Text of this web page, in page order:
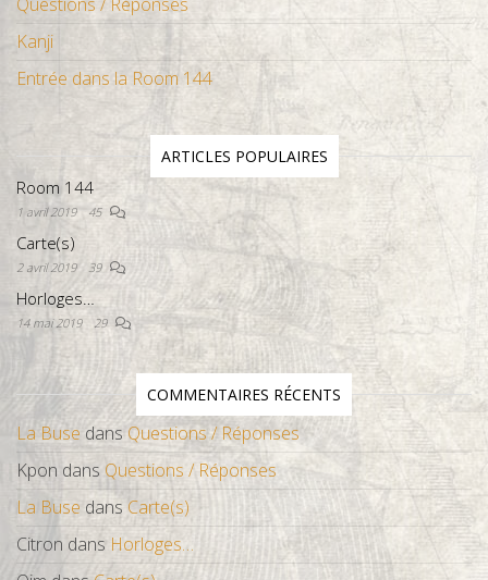
Kanji
Entrée dans la Room 144
ARTICLES POPULAIRES
Room 144
1 avril 2019 45
Carte(s)
2 avril 2019 39
Horloges…
14 mai 2019 29
COMMENTAIRES RÉCENTS
La Buse dans Questions / Réponses
Kpon dans Questions / Réponses
La Buse dans Carte(s)
Citron dansHorloges…